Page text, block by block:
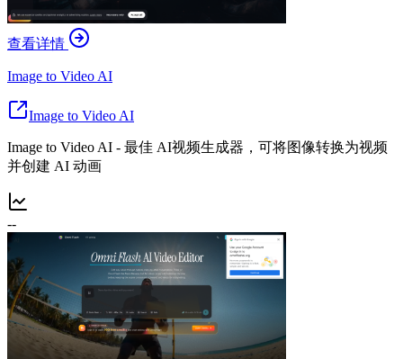
查看详情
Image to Video AI
Image to Video AI
Image to Video AI - 最佳 AI视频生成器，可将图像转换为视频
并创建 AI 动画
--